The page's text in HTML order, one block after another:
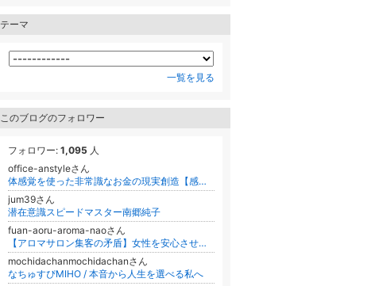
テーマ
一覧を見る
このブログのフォロワー
フォロワー: 1,095 人
office-anstyleさん
体感覚を使った非常識なお金の現実創造【感情の錬金術メソッド】
jum39さん
潜在意識スピードマスター南郷純子
fuan-aoru-aroma-naoさん
【アロマサロン集客の矛盾】女性を安心させたい私が、「鏡に映る老けた顔を見て、まだ大丈夫と言えるのですか？」と不安を煽っていました
mochidachanmochidachanさん
なちゅすぴMIHO / 本音から人生を選べる私へ